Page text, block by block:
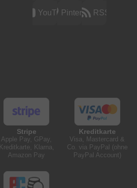
YouTubePinterest RSS
Stripe
Apple Pay, GPay,
Kreditkarte, Klarna,
Amazon Pay
Kreditkarte
Visa, Mastercard &
Co. via PayPal (ohne
PayPal Account)